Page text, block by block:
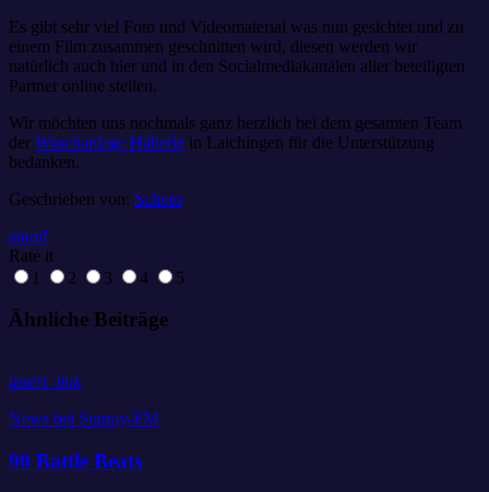
Es gibt sehr viel Foto und Videomaterial was nun gesichtet und zu
einem Film zusammen geschnitten wird, diesen werden wir
natürlich auch hier und in den Socialmediakanälen aller beteiligten
Partner online stellen.
Wir möchten uns nochmals ganz herzlich bei dem gesamten Team
der Waschanlage Häberle in Laichingen für die Unterstützung
bedanken.
Geschrieben von: Schoto
email
Rate it
1
2 3 4 5
Ähnliche Beiträge
insert_link
News bei Sunray-FM
90 Battle Beats